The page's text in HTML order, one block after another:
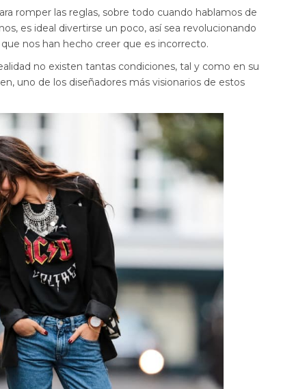
romper las reglas, sobre todo cuando hablamos de
es ideal divertirse un poco, así sea revolucionando
nos han hecho creer que es incorrecto.
no existen tantas condiciones, tal y como en su
uno de los diseñadores más visionarios de estos